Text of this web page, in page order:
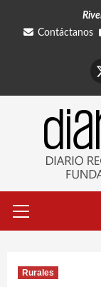
Contáctanos
primario
Rurales